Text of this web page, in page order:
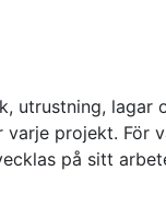
utrustning, lagar
projekt. För
på sitt